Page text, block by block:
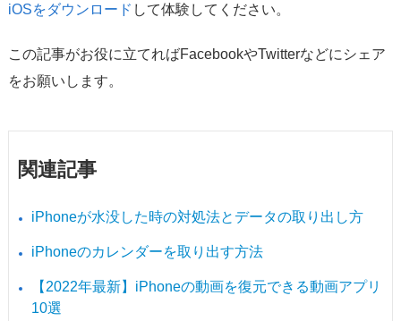
iOSをダウンロード して体験してください。
この記事がお役に立てればFacebookやTwitterなどにシェア
をお願いします。
関連記事
iPhoneが水没した時の対処法とデータの取り出し方
iPhoneのカレンダーを取り出す方法
【2022年最新】iPhoneの動画を復元できる動画アプリ
10選